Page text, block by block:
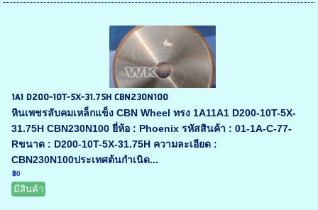
1A1 D200-10T-5X-31.75H CBN230N100
หินเพชรลับคมเหล็กแข็ง CBN Wheel ทรง 1A11A1 D200-10T-5X-
31.75H CBN230N100 ยี่ห้อ : Phoenix รหัสสินค้า : 01-1A-C-77-
Rขนาด : D200-10T-5X-31.75H ความละเอียด :
CBN230N100ประเทศต้นกำเนิด...
฿0
มีสินค้า